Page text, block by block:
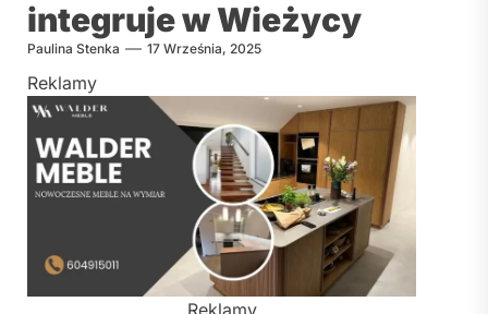
integruje w Wieżycy
Paulina Stenka 17 Września, 2025
Reklamy